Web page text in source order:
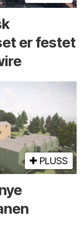
er festet
PLUSS